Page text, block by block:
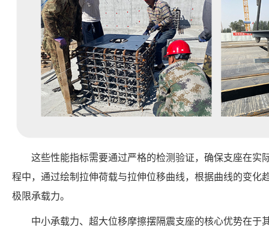
这些性能指标需要通过严格的检测验证，确保支座在实
程中，通过绘制拉伸荷载与拉伸位移曲线，根据曲线的变化
极限承载力。
中小承载力、超大位移摩擦摆隔震支座的核心优势在于